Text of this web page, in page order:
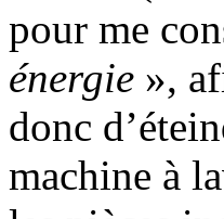
pour me
énergie »,
donc
machine à